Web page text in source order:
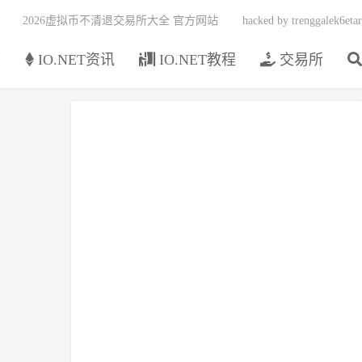
IO.NET资讯 IO.NET教程 交易所
2026虚拟币不清退交易所大全 官方网站 hacked by trenggalek6etar